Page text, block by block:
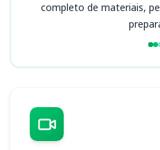
completo de materiais,